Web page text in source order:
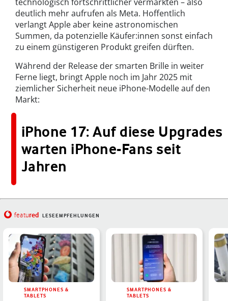
deutlich mehr aufrufen als Meta. Hoffentlich
verlangt Apple aber keine astronomischen
Summen, da potenzielle Käufer:innen sonst einfach
zu einem günstigeren Produkt greifen dürften.
Während der Release der smarten Brille in weiter
Ferne liegt, bringt Apple noch im Jahr 2025 mit
ziemlicher Sicherheit neue iPhone-Modelle auf den
Markt:
iPhone 17: Auf diese Upgrades
warten iPhone-Fans seit
Jahren
featured LESEEMPFEHLUNGEN
SMARTPHONES &
TABLETS
SMARTPHONES &
TABLETS